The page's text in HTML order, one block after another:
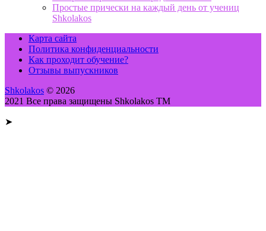
Простые прически на каждый день от учениц
Shkolakos
Карта сайта
Политика конфиденциальности
Как проходит обучение?
Отзывы выпускников
Shkolakos © 2026
2021 Все права защищены Shkolakos TM
➤